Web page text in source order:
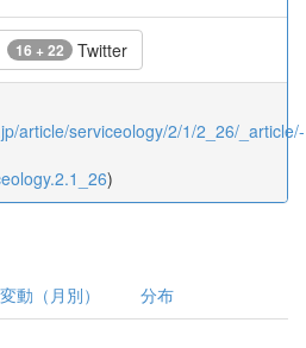
16 + 22 Twitter
article/serviceology/2/1/2_26/_article/-
)
変動（月別） 分布